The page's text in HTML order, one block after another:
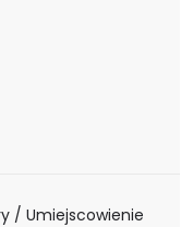
/ Umiejscowienie